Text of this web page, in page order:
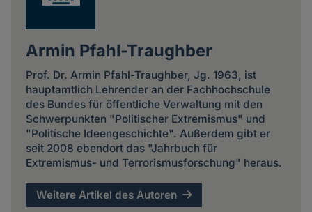
Armin Pfahl-Traughber
Prof. Dr. Armin Pfahl-Traughber, Jg. 1963, ist
hauptamtlich Lehrender an der Fachhochschule
des Bundes für öffentliche Verwaltung mit den
Schwerpunkten "Politischer Extremismus" und
"Politische Ideengeschichte". Außerdem gibt er
seit 2008 ebendort das "Jahrbuch für
Extremismus- und Terrorismusforschung" heraus.
Weitere Artikel des Autoren